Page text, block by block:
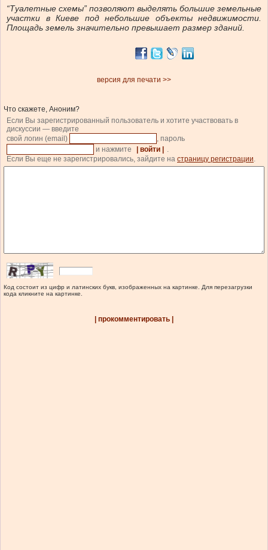
“Туалетные схемы” позволяют выделять большие земельные
участки в Киеве под небольшие объекты недвижимости.
Площадь земель значительно превышает размер зданий.
версия для печати >>
Что скажете, Аноним?
Если Вы зарегистрированный пользователь и хотите участвовать в
дискуссии — введите
свой логин (email)
, пароль
и нажмите
| войти |
.
Если Вы еще не зарегистрировались, зайдите на страницу регистрации.
Код состоит из цифр и латинских букв, изображенных на картинке. Для перезагрузки
кода кликните на картинке.
| прокомментировать |